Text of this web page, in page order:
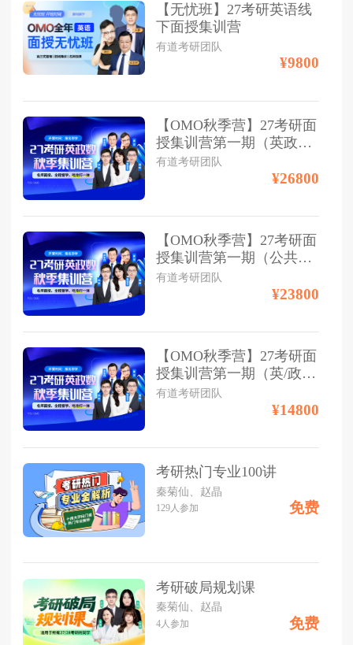
【无忧班】27考研英语线
下面授集训营
有道考研团队
¥9800
【OMO秋季营】27考研面
授集训营第一期（英政数
三科）
有道考研团队
¥26800
【OMO秋季营】27考研面
授集训营第一期（公共课
双科）
有道考研团队
¥23800
【OMO秋季营】27考研面
授集训营第一期（英/政/
数单科）
有道考研团队
¥14800
考研热门专业100讲
秦菊仙、赵晶
129人参加 免费
考研破局规划课
秦菊仙、赵晶
4 人参加 免费